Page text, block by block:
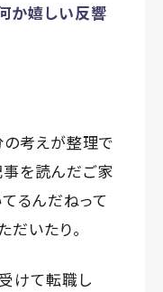
か嬉しい反響
の考えが整理で
事を読んだご家
るんだねって
だいたり。
けて転職し